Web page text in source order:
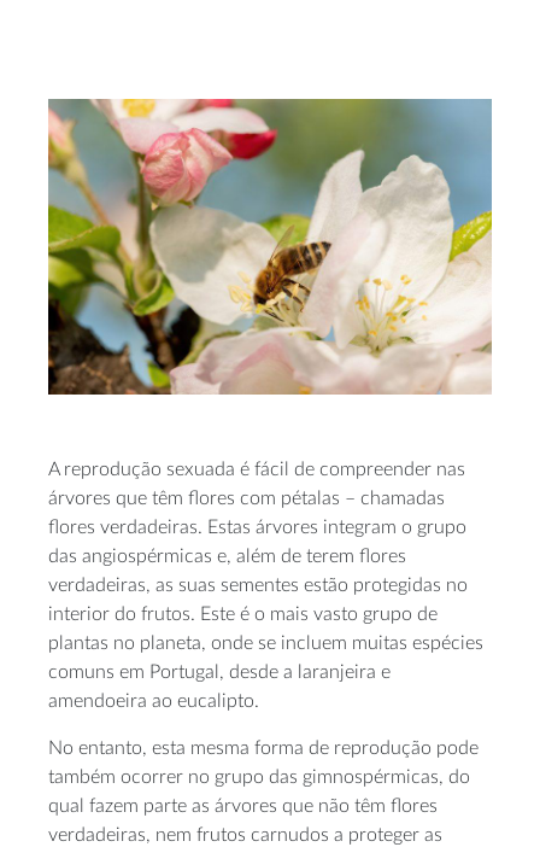
A reprodução sexuada é fácil de compreender nas
árvores que têm flores com pétalas – chamadas
flores verdadeiras. Estas árvores integram o grupo
das angiospérmicas e, além de terem flores
verdadeiras, as suas sementes estão protegidas no
interior do frutos. Este é o mais vasto grupo de
plantas no planeta, onde se incluem muitas espécies
comuns em Portugal, desde a laranjeira e
amendoeira ao eucalipto.
No entanto, esta mesma forma de reprodução pode
também ocorrer no grupo das gimnospérmicas, do
qual fazem parte as árvores que não têm flores
verdadeiras, nem frutos carnudos a proteger as